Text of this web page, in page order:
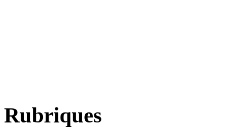
Rubriques